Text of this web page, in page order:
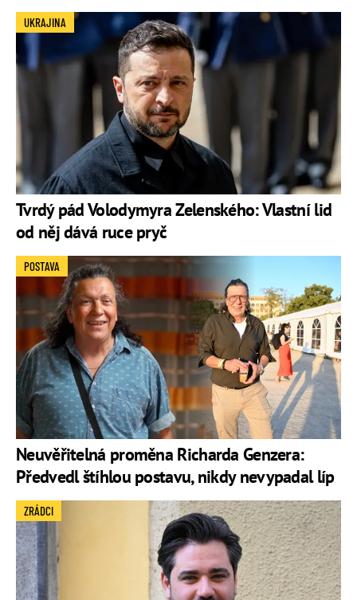
Tvrdý pád Volodymyra Zelenského: Vlastní lid
od něj dává ruce pryč
UKRAJINA
Neuvěřitelná proměna Richarda Genzera:
Předvedl štíhlou postavu, nikdy nevypadal líp
POSTAVA
ZRÁDCI